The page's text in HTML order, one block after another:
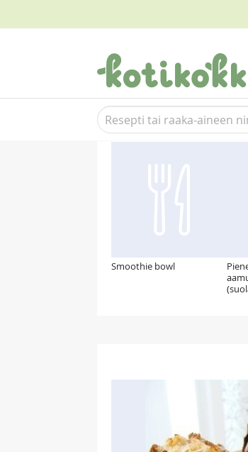
Suosittelemme myös
Smoothie bowl